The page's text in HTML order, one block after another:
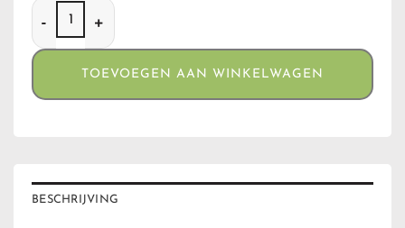
Clippers Cover Cork Leaf aantal
TOEVOEGEN AAN WINKELWAGEN
BESCHRIJVING